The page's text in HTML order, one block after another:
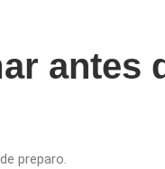
antes
preparo.